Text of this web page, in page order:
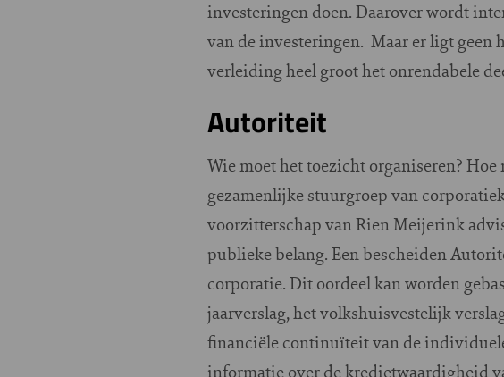
investeringen doen. Daarover wordt
van de investeringen. Maar er ligt geen
verleiding heel groot het onrendabele
Autoriteit
Wie moet het toezicht organiseren?
gezamenlijke stuurgroep van
voorzitterschap van Rien Meijerink
publieke belang. Een bescheiden
corporatie. Dit oordeel kan worden
jaarverslag, het volkshuisvestelijk
financiële continuïteit van de
informatie over de kredietwaardigheid